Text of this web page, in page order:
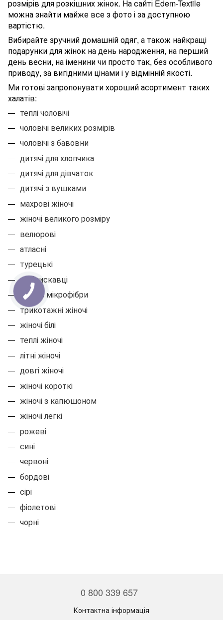
розмірів для розкішних жінок. На сайті Edem-Textile
можна знайти майже все з фото і за доступною
вартістю.
Вибирайте зручний домашній одяг, а також найкращі
подарунки для жінок на день народження, на перший
день весни, на іменини чи просто так, без особливого
приводу, за вигідними цінами і у відмінній якості.
Ми готові запропонувати хороший асортимент таких
халатів:
теплі чоловічі
чоловічі великих розмірів
чоловічі з бавовни
дитячі для хлопчика
дитячі для дівчаток
дитячі з вушками
махрові жіночі
жіночі великого розміру
велюрові
атласні
турецькі
на блискавці
теплі з мікрофібри
трикотажні жіночі
жіночі білі
теплі жіночі
літні жіночі
довгі жіночі
жіночі короткі
жіночі з капюшоном
жіночі легкі
рожеві
сині
червоні
бордові
сірі
фіолетові
чорні
0 800 339 657
Контактна інформація